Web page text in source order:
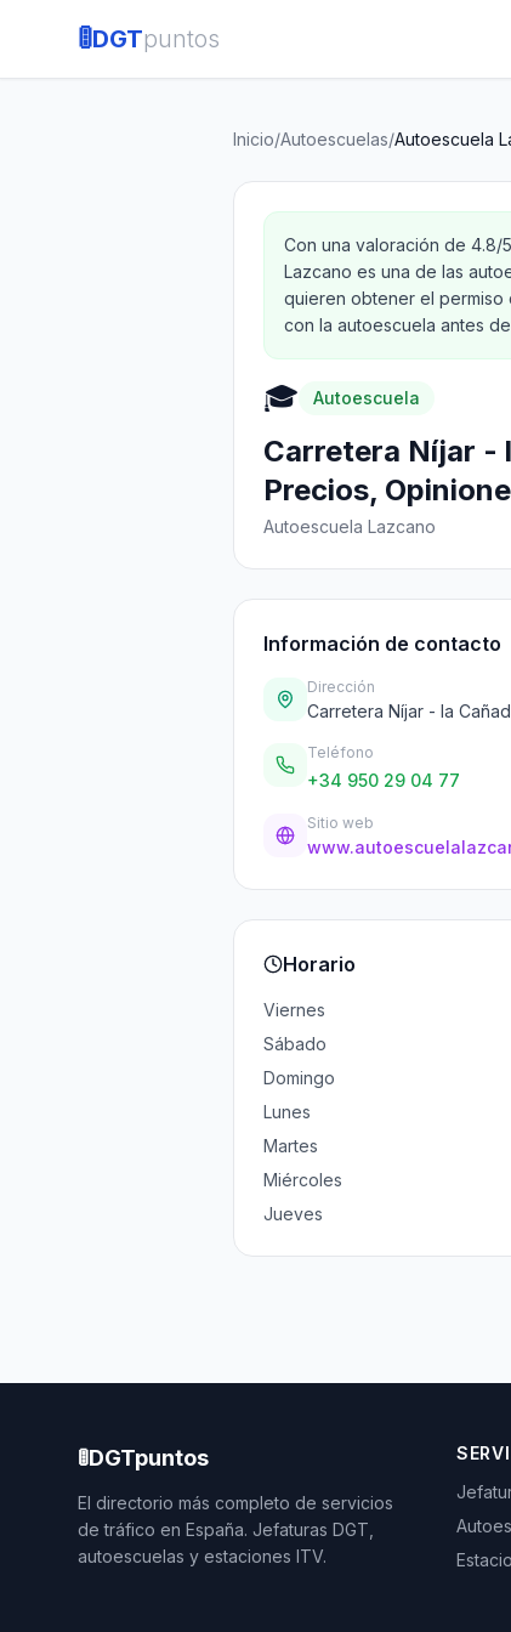
🚦DGTpuntos
Inicio/Autoescuelas/Autoescuela
Con una valoración de 4.8/
Lazcano es una de las
quieren obtener el permiso
con la autoescuela antes
🎓 Autoescuela
Carretera Níjar -
Precios,
Autoescuela Lazcano
Información de contacto
Dirección
Carretera Níjar - la
Teléfono
+34 950 29 04 77
Sitio web
Horario
Viernes
Sábado
Domingo
Lunes
Martes
Miércoles
Jueves
🚦DGTpuntos
El directorio más completo de servicios
de tráfico en España. Jefaturas DGT,
autoescuelas y estaciones ITV.